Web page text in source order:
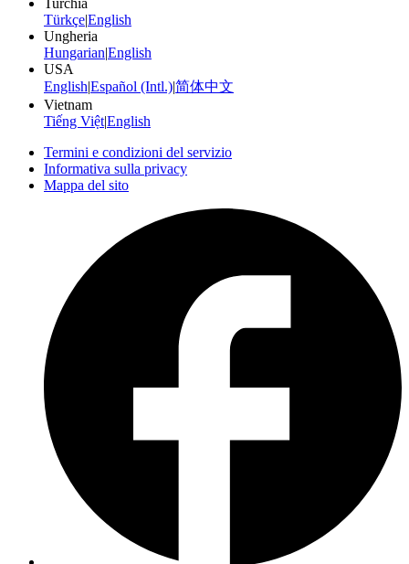
Turchia
Türkçe|English
Ungheria
Hungarian|English
USA
English|Español (Intl.)|简体中文
Vietnam
Tiếng Việt|English
Termini e condizioni del servizio
Informativa sulla privacy
Mappa del sito